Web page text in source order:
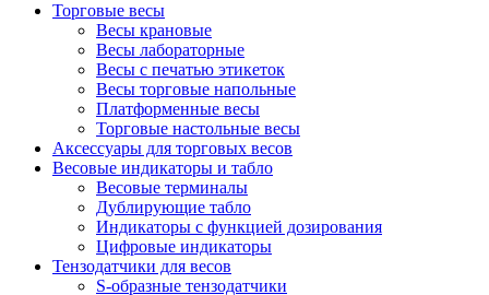
Торговые весы
Весы крановые
Весы лабораторные
Весы с печатью этикеток
Весы торговые напольные
Платформенные весы
Торговые настольные весы
Аксессуары для торговых весов
Весовые индикаторы и табло
Весовые терминалы
Дублирующие табло
Индикаторы с функцией дозирования
Цифровые индикаторы
Тензодатчики для весов
S-образные тензодатчики